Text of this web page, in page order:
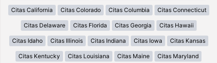
Citas California Citas Colorado Citas Columbia Citas Connecticut
Citas Delaware Citas Florida Citas Georgia Citas Hawaii
Citas Idaho Citas Illinois Citas Indiana Citas Iowa Citas Kansas
Citas Kentucky Citas Louisiana Citas Maine Citas Maryland